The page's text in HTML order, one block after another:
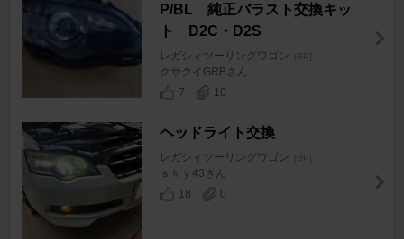
P/BL 純正バラスト交換キッ
ト D2C・D2S
レガシィツーリングワゴン [BP]
クサクイGRBさん
7
10
ヘッドライト交換
レガシィツーリングワゴン [BP]
ｓｋｙ43さん
18
0